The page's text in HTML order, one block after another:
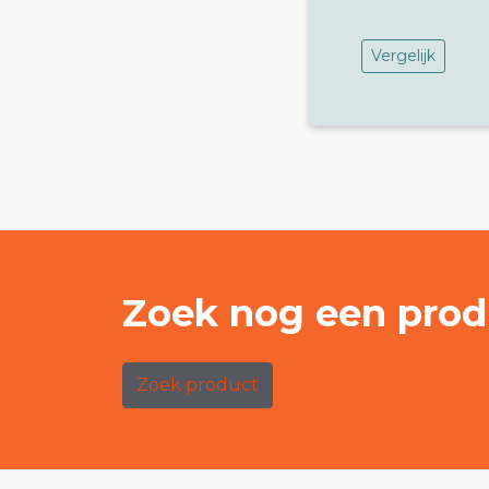
Vergelijk
Zoek nog een
Zoek product